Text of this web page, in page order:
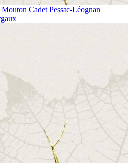
Mouton Cadet Pessac-Léognan